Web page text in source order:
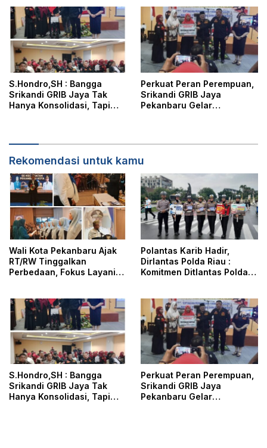
dan Edukasi Kepada
Masyarakat
S.Hondro,SH : Bangga
Srikandi GRIB Jaya Tak
Hanya Konsolidasi, Tapi
Perkuat Peran Perempuan,
Srikandi GRIB Jaya
Pekanbaru Gelar
Rekomendasi untuk kamu
Wali Kota Pekanbaru Ajak
RT/RW Tinggalkan
Perbedaan, Fokus Layani
Polantas Karib Hadir,
Dirlantas Polda Riau :
Komitmen Ditlantas Polda
dan Edukasi Kepada
Masyarakat
S.Hondro,SH : Bangga
Srikandi GRIB Jaya Tak
Hanya Konsolidasi, Tapi
Perkuat Peran Perempuan,
Srikandi GRIB Jaya
Pekanbaru Gelar